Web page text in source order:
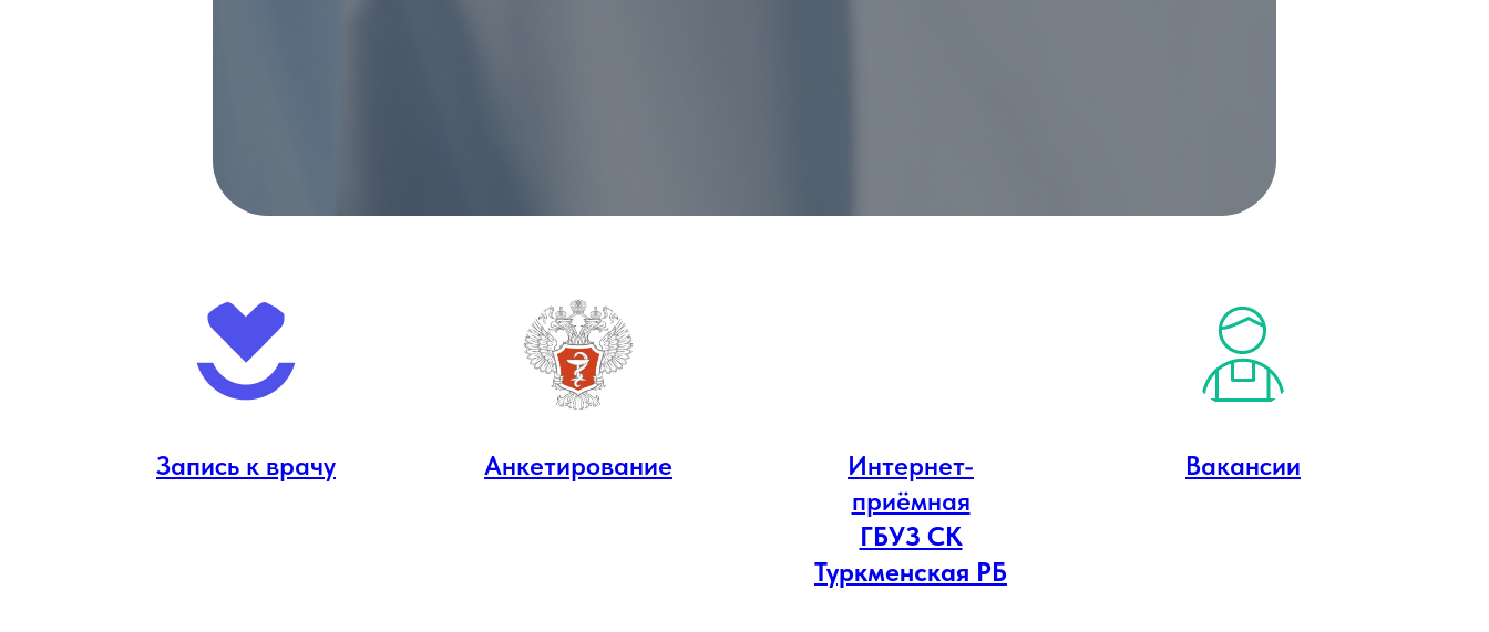
Запись к врачу Анкетирование
Интернет-
приёмная
ГБУЗ СК
Туркменская РБ
Вакансии